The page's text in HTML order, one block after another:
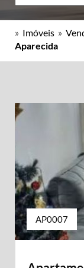
» Imóveis »
Aparecida
AP0007